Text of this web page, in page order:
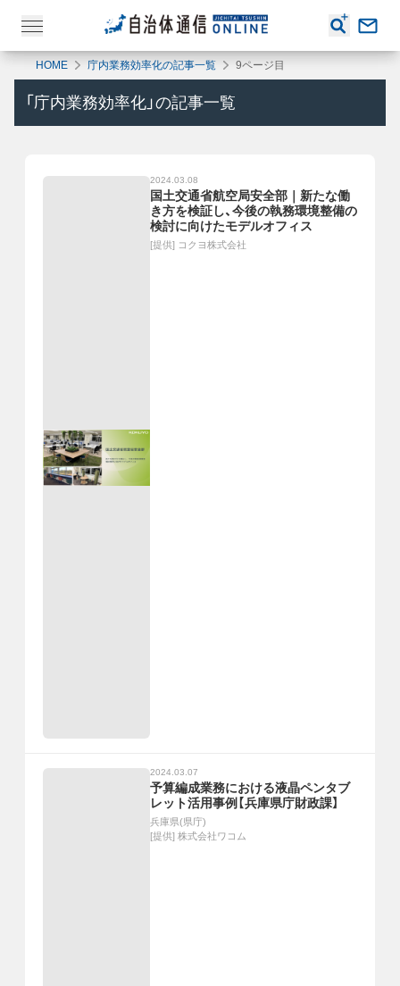
HOME 庁内業務効率化の記事一覧 9ページ目
「 庁内業務効率化 」の記事一覧
2024.03.08
国土交通省航空局安全部｜新たな働
き方を検証し、今後の執務環境整備の
検討に向けたモデルオフィス
[提供] コクヨ株式会社
2024.03.07
予算編成業務における液晶ペンタブ
レット活用事例【兵庫県庁財政課】
兵庫県(県庁)
[提供] 株式会社ワコム